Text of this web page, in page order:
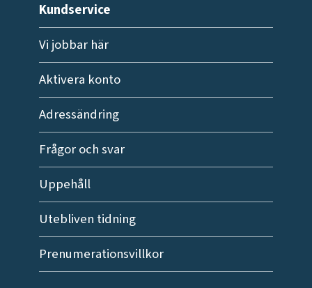
Kundservice
Vi jobbar här
Aktivera konto
Adressändring
Frågor och svar
Uppehåll
Utebliven tidning
Prenumerationsvillkor